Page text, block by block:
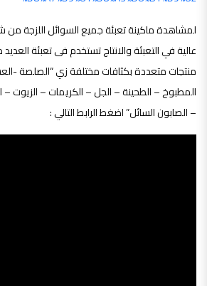
لمشاهدة ماكينة تعبئةجميع السوائل اللزجة
عالية في التعبئة والانتاج تستخدم فى تعبئة
منتجات متعددة بكثافات مختلفة زي “الصلصة -
المطبوخ – الطحينة – الجل – الكريمات – الزيوت –
– الصابون السائل”اضغط الرابط التالي :